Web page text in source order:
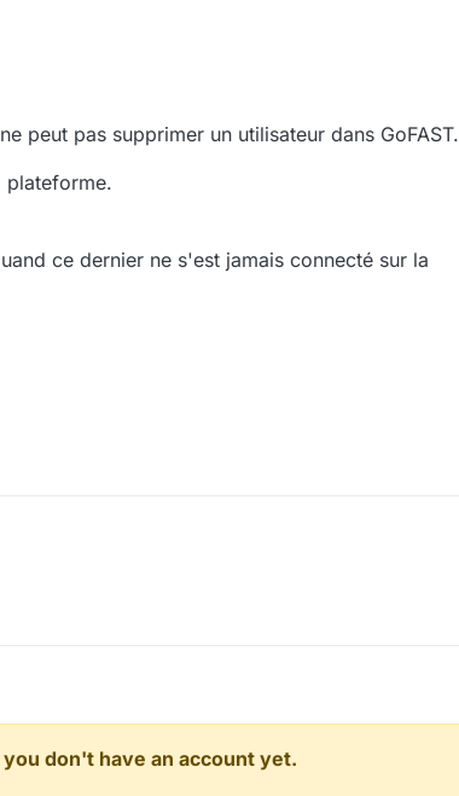
peut pas supprimer un utilisateur dans GoFAST.
plateforme.
ce dernier ne s'est jamais connecté sur la
don't have an account yet.